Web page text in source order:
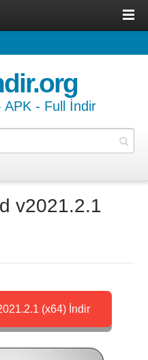
- Full İndir
v2021.2.1
(x64) İndir